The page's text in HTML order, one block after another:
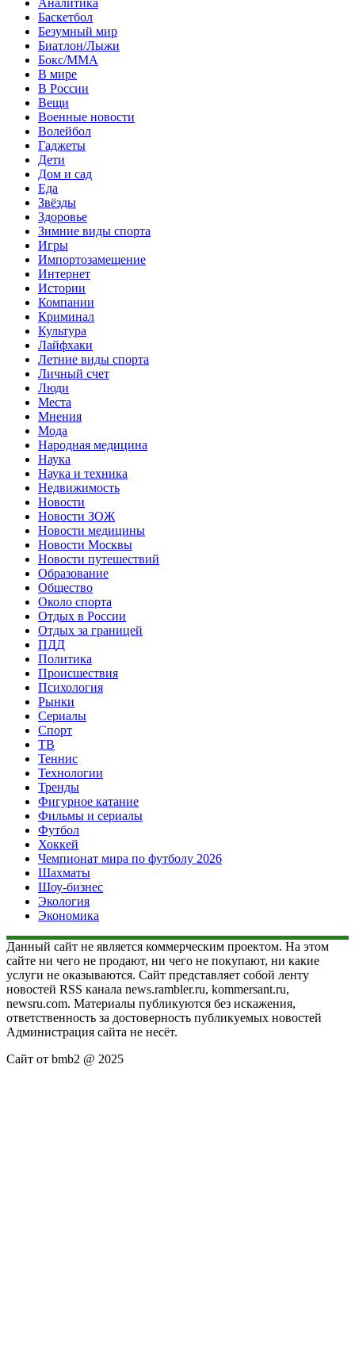
Баскетбол
Безумный мир
Биатлон/Лыжи
Бокс/MMA
В мире
В России
Вещи
Военные новости
Волейбол
Гаджеты
Дети
Дом и сад
Еда
Звёзды
Здоровье
Зимние виды спорта
Игры
Импортозамещение
Интернет
Истории
Компании
Криминал
Культура
Лайфхаки
Летние виды спорта
Личный счет
Люди
Места
Мнения
Мода
Народная медицина
Наука
Наука и техника
Недвижимость
Новости
Новости ЗОЖ
Новости медицины
Новости Москвы
Новости путешествий
Образование
Общество
Около спорта
Отдых в России
Отдых за границей
ПДД
Политика
Происшествия
Психология
Рынки
Сериалы
Спорт
ТВ
Теннис
Технологии
Тренды
Фигурное катание
Фильмы и сериалы
Футбол
Хоккей
Чемпионат мира по футболу 2026
Шахматы
Шоу-бизнес
Экология
Экономика
Данный сайт не является коммерческим проектом. На этом
сайте ни чего не продают, ни чего не покупают, ни какие
услуги не оказываются. Сайт представляет собой ленту
новостей RSS канала news.rambler.ru, kommersant.ru,
newsru.com. Материалы публикуются без искажения,
ответственность за достоверность публикуемых новостей
Администрация сайта не несёт.
Сайт от bmb2 @ 2025